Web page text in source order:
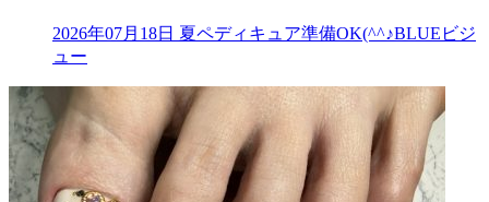
2026年07月18日 夏ペディキュア準備OK(^^♪BLUEビジ
ュー